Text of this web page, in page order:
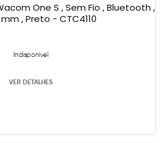
One S , Sem Fio , Bluetooth ,
mm , Preto - CTC4110
Indisponível
VER DETALHES